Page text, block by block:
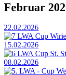
Februar
22.02.2026
7 LWA Cup
15.02.2026
6 LWA Cup St.
08.02.2026
5. LWA - Cup